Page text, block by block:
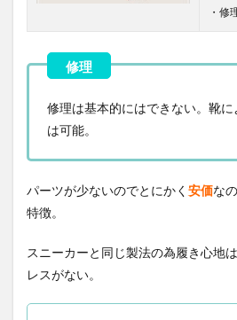
・修
修理は基本的にはできない。靴
は可能。
パーツが少ないのでとにかく 安価な
特徴。
スニーカーと同じ製法の為履き心地
レスがない。